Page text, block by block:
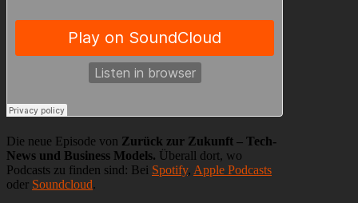
Die neue Episode von Zurück zur Zukunft – Tech-
News und Business Models. Überall dort, wo
Podcasts zu finden sind: Bei Spotify, Apple Podcasts
oder Soundcloud.